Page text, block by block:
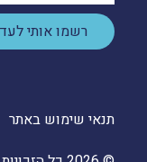
רשמו אותי
תנאי שימוש באתר